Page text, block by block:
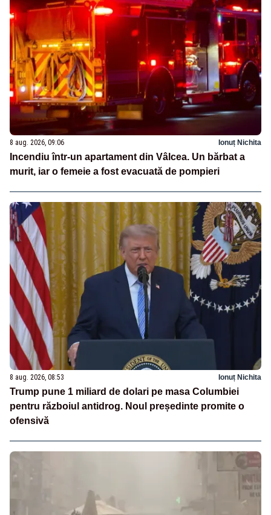
8 aug. 2026, 09:06 Ionuț Nichita
Incendiu într-un apartament din Vâlcea. Un bărbat a
murit, iar o femeie a fost evacuată de pompieri
8 aug. 2026, 08:53 Ionuț Nichita
Trump pune 1 miliard de dolari pe masa Columbiei
pentru războiul antidrog. Noul președinte promite o
ofensivă